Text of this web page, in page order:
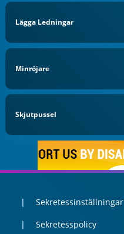
Lägga Ledningar
Minröjare
Skjutpussel
Sekretessinställningar
Sekretesspolicy